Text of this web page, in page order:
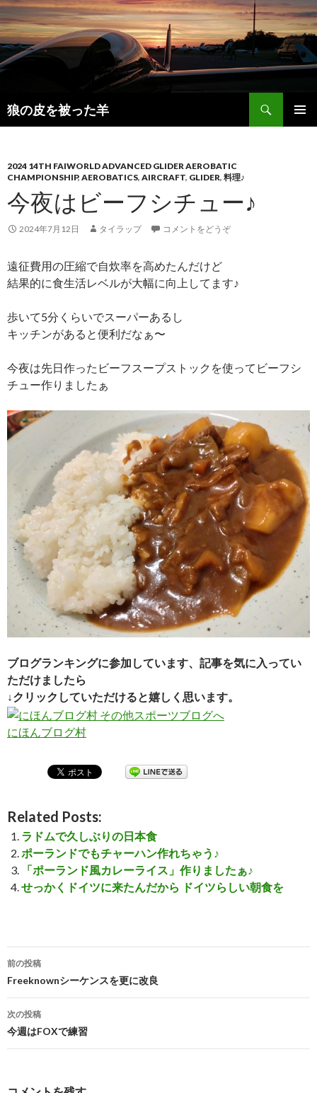
狼の皮を被った羊
検
索
ン
ツ
へ
動
2024 14TH FAIWORLD ADVANCED GLIDER AEROBATIC
CHAMPIONSHIP, AEROBATICS, AIRCRAFT, GLIDER, 料理♪
今夜はビーフシチュー♪
2024年7月12日 タイラップ コメントをどうぞ
遠征費用の圧縮で自炊率を高めたんだけど
結果的に食生活レベルが大幅に向上してます♪
歩いて5分くらいでスーパーあるし
キッチンがあると便利だなぁ〜
今夜は先日作ったビーフスープストックを使ってビーフシ
チュー作りましたぁ
ブログランキングに参加しています、記事を気に入ってい
ただけましたら
↓クリックしていただけると嬉しく思います。
にほんブログ村
Related Posts:
ラドムで久しぶりの日本食
ポーランドでもチャーハン作れちゃう♪
「ポーランド風カレーライス」作りましたぁ♪
せっかくドイツに来たんだから ドイツらしい朝食を
投
稿
ナ
ゲ
前の投稿
Freeknownシーケンスを更に改良
次の投稿
今週はFOXで練習